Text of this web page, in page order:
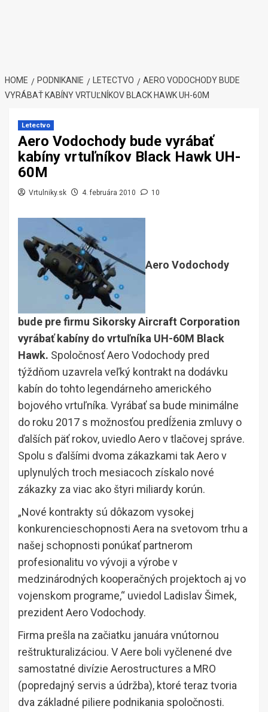
HOME PODNIKANIE LETECTVO
AERO VODOCHODY BUDE
VYRÁBAŤ KABÍNY VRTUĽNÍKOV BLACK HAWK UH-60M
Letectvo
Aero Vodochody bude vyrábať
kabíny vrtuľníkov Black Hawk UH-
60M
Vrtulniky.sk 4. februára 2010 10
Aero Vodochody
bude pre firmu Sikorsky Aircraft Corporation
vyrábať kabíny do vrtuľníka UH-60M Black
Hawk. Spoločnosť Aero Vodochody pred
týždňom uzavrela veľký kontrakt na dodávku
kabín do tohto legendárneho amerického
bojového vrtuľníka. Vyrábať sa bude minimálne
do roku 2017 s možnosťou predĺženia zmluvy o
ďalších päť rokov, uviedlo Aero v tlačovej správe.
Spolu s ďalšími dvoma zákazkami tak Aero v
uplynulých troch mesiacoch získalo nové
zákazky za viac ako štyri miliardy korún.
„Nové kontrakty sú dôkazom vysokej
konkurencieschopnosti Aera na svetovom trhu a
našej schopnosti ponúkať partnerom
profesionalitu vo vývoji a výrobe v
medzinárodných kooperačných projektoch aj vo
vojenskom programe,“ uviedol Ladislav Šimek,
prezident Aero Vodochody.
Firma prešla na začiatku januára vnútornou
reštrukturalizáciou. V Aere boli vyčlenené dve
samostatné divízie Aerostructures a MRO
(popredajný servis a údržba), ktoré teraz tvoria
dva základné piliere podnikania spoločnosti.